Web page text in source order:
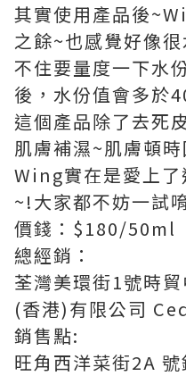
其實使用產品後
之餘~也感覺好像
不住要量度一下水
後，水份值會多
這個產品除了去死
肌膚補濕~肌膚頓
Wing實在是愛上
~!大家都不妨一試
價錢：$180/50ml
總經銷：
荃灣美環街1號時
(香港)有限公司
銷售點:
旺角西洋菜街2A